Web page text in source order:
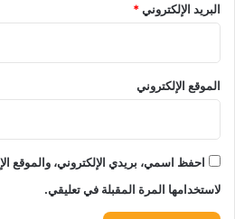
البريد الإلكتروني*
الموقع الإلكتروني
احفظ اسمي، بريدي الإلكتروني، والموقع
لاستخدامها المرة المقبلة في تعليقي.